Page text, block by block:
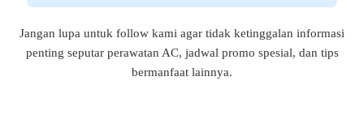
Jangan lupa untuk follow kami agar tidak ketinggalan informasi
penting seputar perawatan AC, jadwal promo spesial, dan tips
bermanfaat lainnya.